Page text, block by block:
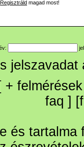
Regisztráld magad most!
+ felmérések
faq ] [
és